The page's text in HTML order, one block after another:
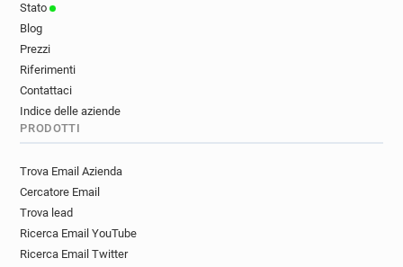
Stato
Blog
Prezzi
Riferimenti
Contattaci
Indice delle aziende
PRODOTTI
Trova Email Azienda
Cercatore Email
Trova lead
Ricerca Email YouTube
Ricerca Email Twitter